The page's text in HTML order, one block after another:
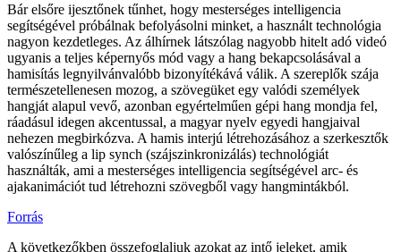
Bár elsőre ijesztőnek tűnhet, hogy mesterséges intelligencia
segítségével próbálnak befolyásolni minket, a használt technológia
nagyon kezdetleges. Az álhírnek látszólag nagyobb hitelt adó videó
ugyanis a teljes képernyős mód vagy a hang bekapcsolásával a
hamisítás legnyilvánvalóbb bizonyítékává válik. A szereplők szája
természetellenesen mozog, a szövegüket egy valódi személyek
hangját alapul vevő, azonban egyértelműen gépi hang mondja fel,
ráadásul idegen akcentussal, a magyar nyelv egyedi hangjaival
nehezen megbirkózva. A hamis interjú létrehozásához a szerkesztők
valószínűleg a lip synch (szájszinkronizálás) technológiát
használták, ami a mesterséges intelligencia segítségével arc- és
ajakanimációt tud létrehozni szövegből vagy hangmintákból.
Forrás
A következőkben összefoglaljuk azokat az intő jeleket, amik